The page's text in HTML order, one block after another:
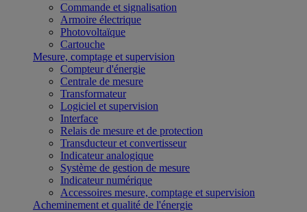
Commande et signalisation
Armoire électrique
Photovoltaïque
Cartouche
Mesure, comptage et supervision
Compteur d'énergie
Centrale de mesure
Transformateur
Logiciel et supervision
Interface
Relais de mesure et de protection
Transducteur et convertisseur
Indicateur analogique
Système de gestion de mesure
Indicateur numérique
Accessoires mesure, comptage et supervision
Acheminement et qualité de l'énergie